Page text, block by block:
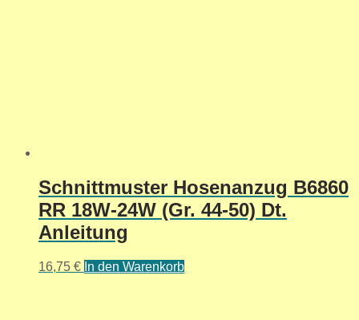
Schnittmuster Hosenanzug B6860
RR 18W-24W (Gr. 44-50) Dt.
Anleitung
16,75 € In den Warenkorb